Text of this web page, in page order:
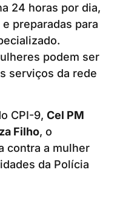
24 horas por dia,
preparadas para
podem ser
serviços da rede
CPI-9, Cel PM
Filho, o
contra a mulher
da Polícia